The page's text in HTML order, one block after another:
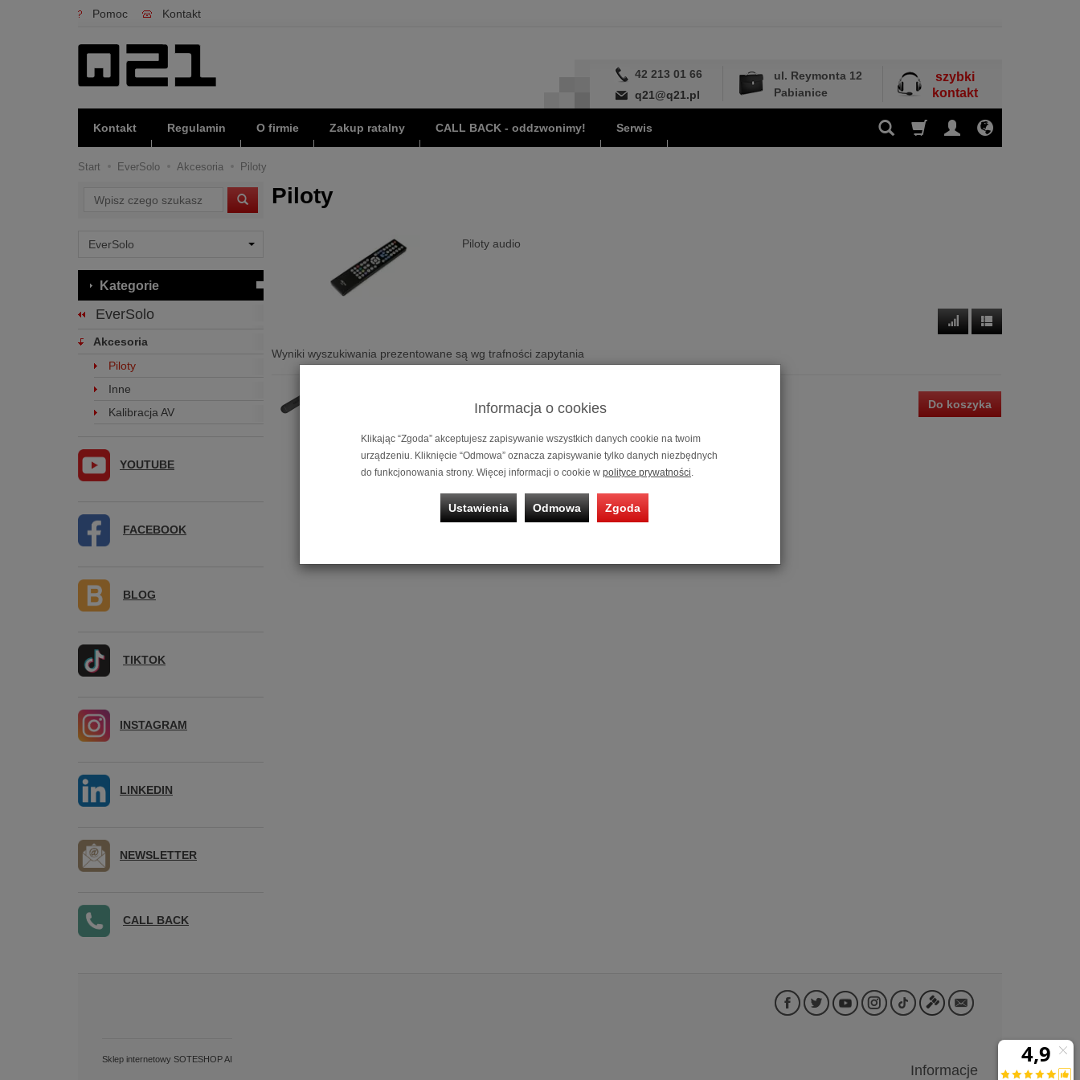
Pomoc Kontakt
42 213 01 66
q21@q21.pl
ul. Reymonta 12
Pabianice
szybki
kontakt
Kontakt Regulamin O firmie Zakup ratalny CALL BACK - oddzwonimy! Serwis
Start EverSolo Akcesoria Piloty
Piloty
Piloty audio
Wyniki wyszukiwania prezentowane są wg trafności zapytania
Do koszyka
Wyszukaj
Kategorie
EverSolo
Akcesoria
Piloty
Inne
Kalibracja AV
YOUTUBE
FACEBOOK
BLOG
TIKTOK
INSTAGRAM
LINKEDIN
NEWSLETTER
CALL BACK
Informacje
Sklep internetowy SOTESHOP AI
Informacja o cookies
Klikając “Zgoda” akceptujesz zapisywanie wszystkich danych cookie na twoim
urządzeniu. Kliknięcie “Odmowa” oznacza zapisywanie tylko danych niezbędnych
do funkcjonowania strony. Więcej informacji o cookie w polityce prywatności.
Ustawienia Odmowa Zgoda